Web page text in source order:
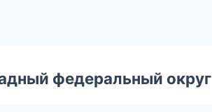
федеральный округ